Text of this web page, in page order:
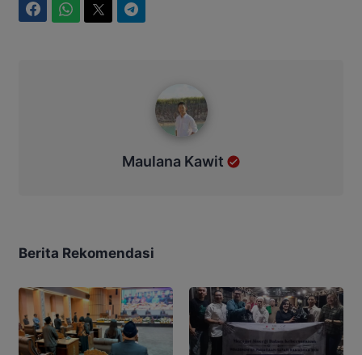
Maulana Kawit
Berita Rekomendasi